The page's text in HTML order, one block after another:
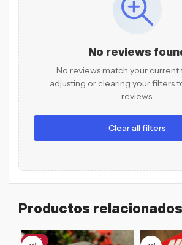
No reviews
No reviews match your current
adjusting or clearing your filters
reviews.
Clear all filters
Productos relacionados
-21%